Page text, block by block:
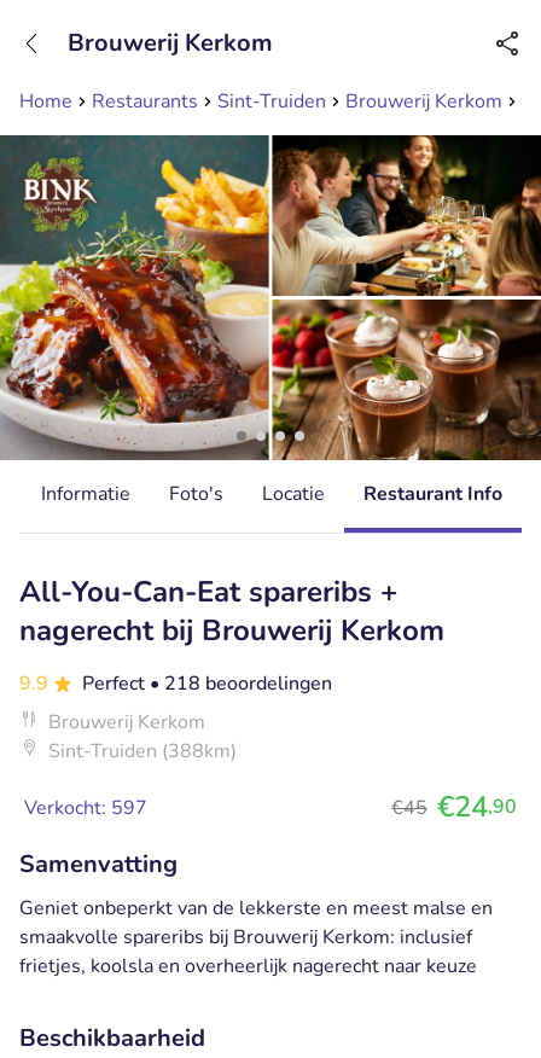
Bereikbaar tot 23:00 uur
Home Restaurants Sint-Truiden Brouwerij Kerkom
Brouwerij Kerkom
Informatie Foto's Locatie Restaurant Info
All-You-Can-Eat spareribs +
nagerecht bij Brouwerij Kerkom
9.9 Perfect • 218 beoordelingen
Brouwerij Kerkom
Sint-Truiden (388km)
Verkocht: 597 €45 €24,90
Samenvatting
Geniet onbeperkt van de lekkerste en meest malse en
smaakvolle spareribs bij Brouwerij Kerkom: inclusief
frietjes, koolsla en overheerlijk nagerecht naar keuze
Beschikbaarheid